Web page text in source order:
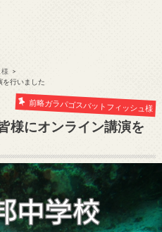
を行いました
前略ガラパゴスバットフィッシュ様
様にオンライン講演を